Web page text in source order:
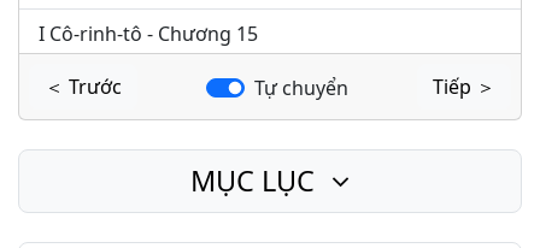
I Cô-rinh-tô - Chương 15
I Cô-rinh-tô - Chương 16
＜ Trước Tự chuyển Tiếp ＞
MỤC LỤC